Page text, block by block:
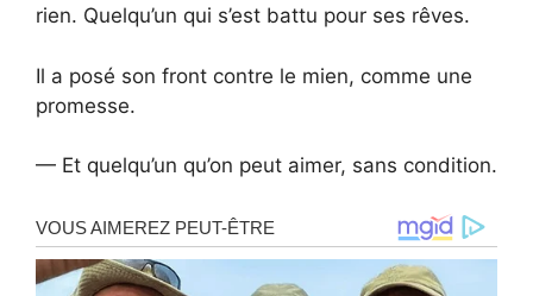
rien. Quelqu’un qui s’est battu pour ses rêves.
Il a posé son front contre le mien, comme une
promesse.
— Et quelqu’un qu’on peut aimer, sans condition.